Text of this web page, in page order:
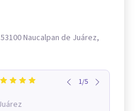
Naucalpan de Juárez,
1/5